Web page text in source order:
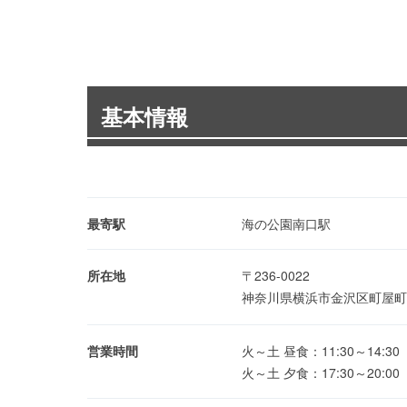
基本情報
最寄駅 海の公園南口駅
所在地
〒236-0022
神奈川県横浜市金沢区町屋
営業時間
火～土 昼食：11:30～14:30
火～土 夕食：17:30～20:00